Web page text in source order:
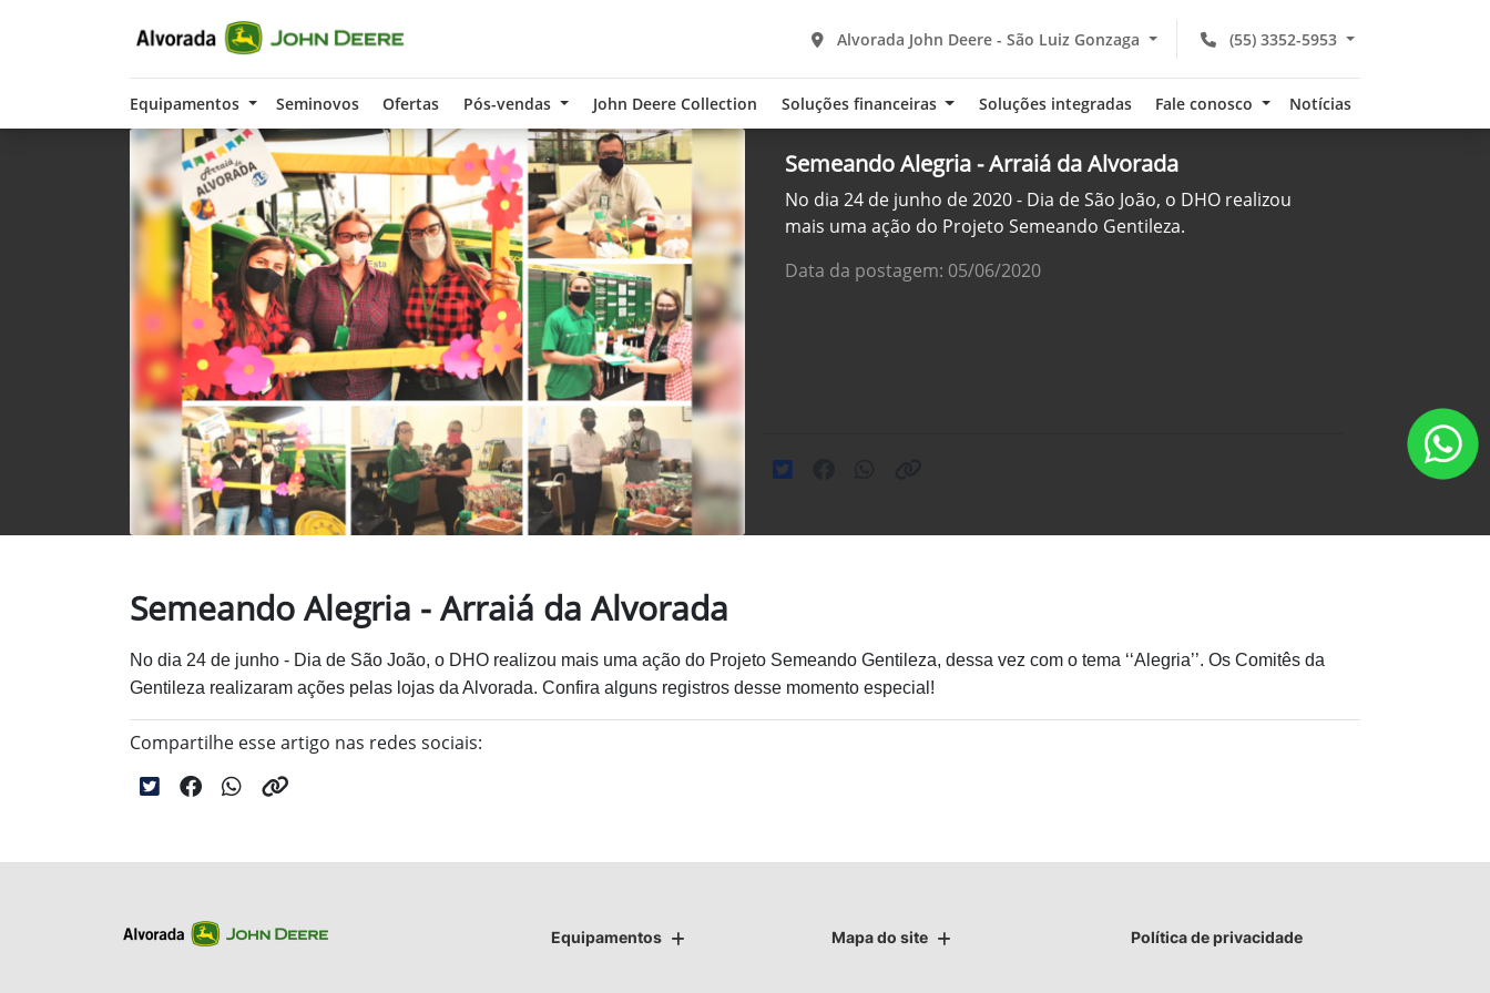
(55) 3352-5953
Alvorada John Deere - São Luiz Gonzaga
Equipamentos Seminovos Ofertas Pós-vendas John Deere Collection Soluções financeiras Soluções integradas Fale conosco Notícias
Semeando Alegria - Arraiá da Alvorada
No dia 24 de junho de 2020 - Dia de São João, o DHO realizou
mais uma ação do Projeto Semeando Gentileza.
Data da postagem: 05/06/2020
Semeando Alegria - Arraiá da Alvorada
No dia 24 de junho - Dia de São João, o DHO realizou mais uma ação do Projeto Semeando Gentileza, dessa vez com o tema ‘‘Alegria’’. Os Comitês da
Gentileza realizaram ações pelas lojas da Alvorada. Confira alguns registros desse momento especial!
Compartilhe esse artigo nas redes sociais:
Equipamentos Mapa do site Política de privacidade